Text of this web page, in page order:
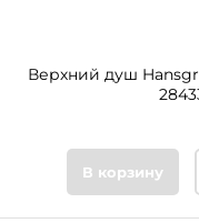
Верхний душ
В корзину